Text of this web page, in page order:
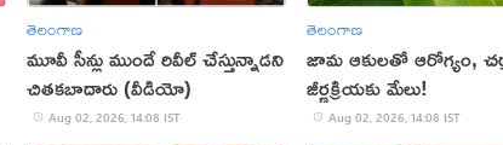
తెలంగాణ
మూవీ సీన్లు ముందే రివీల్ చేస్తున్నాడని
చితకబాదారు (వీడియో)
Aug 02, 2026, 14:08 IST
తెలంగాణ
జామ ఆకులతో ఆరోగ్యం,
జీర్ణక్రియకు మేలు!
Aug 02, 2026, 14:08 IST